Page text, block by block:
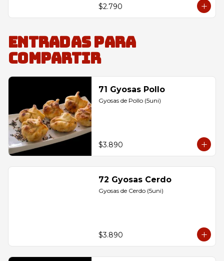
$2.790
Entradas para
compartir
71 Gyosas Pollo
Gyosas de Pollo (5uni)
$3.890
72 Gyosas Cerdo
Gyosas de Cerdo (5uni)
$3.890